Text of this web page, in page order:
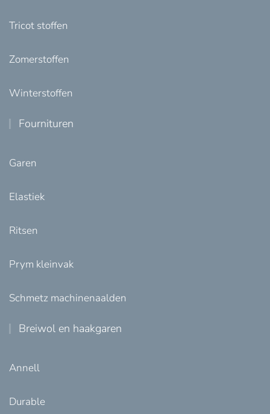
Tricot stoffen
Zomerstoffen
Winterstoffen
Fournituren
Garen
Elastiek
Ritsen
Prym kleinvak
Schmetz machinenaalden
Breiwol en haakgaren
Annell
Durable